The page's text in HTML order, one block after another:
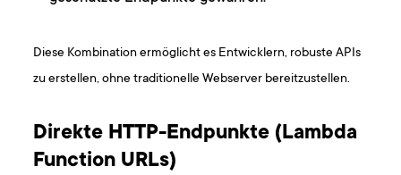
Diese Kombination ermöglicht es Entwicklern, robuste APIs
zu erstellen, ohne traditionelle Webserver bereitzustellen.
Direkte HTTP-Endpunkte (Lambda
Function URLs)